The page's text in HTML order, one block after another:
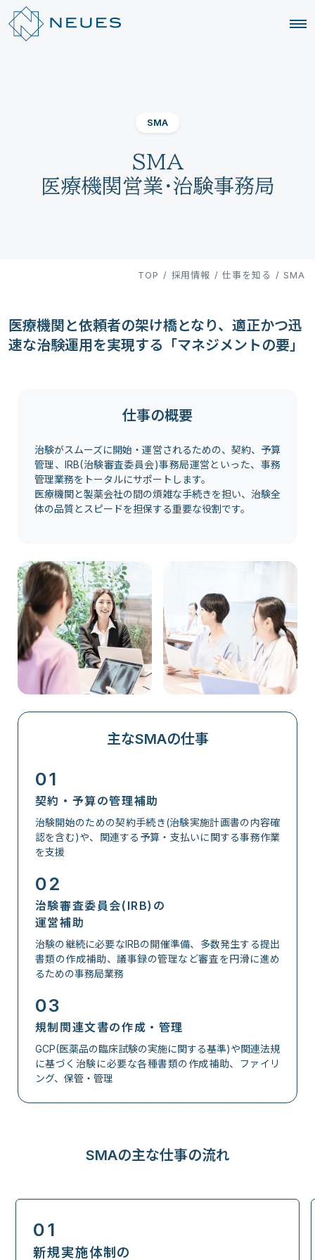
SMA
SMA
医療機関営業・治験事務局
TOP / 採用情報 / 仕事を知る / SMA
医療機関と依頼者の架け橋となり、適正かつ迅
速な治験運用を実現する「マネジメントの要」
仕事の概要
治験がスムーズに開始・運営されるための、契約、予算
管理、IRB(治験審査委員会)事務局運営といった、事務
管理業務をトータルにサポートします。
医療機関と製薬会社の間の煩雑な手続きを担い、治験全
体の品質とスピードを担保する重要な役割です。
主なSMAの仕事
01
契約・予算の管理補助
治験開始のための契約手続き(治験実施計画書の内容確
認を含む)や、関連する予算・支払いに関する事務作業
を支援
02
治験審査委員会(IRB)の
運営補助
治験の継続に必要なIRBの開催準備、多数発生する提出
書類の作成補助、議事録の管理など審査を円滑に進め
るための事務局業務
03
規制関連文書の作成・管理
GCP(医薬品の臨床試験の実施に関する基準)や関連法規
に基づく治験に必要な各種書類の作成補助、ファイリ
ング、保管・管理
SMAの主な仕事の流れ
01
新規実施体制の